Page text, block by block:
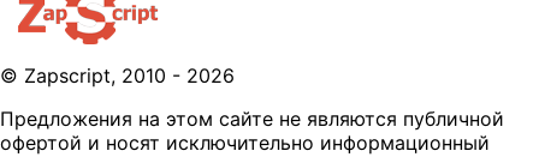
© Zapscript, 2010 - 2026
Предложения на этом сайте не являются публичной
офертой и носят исключительно информационный